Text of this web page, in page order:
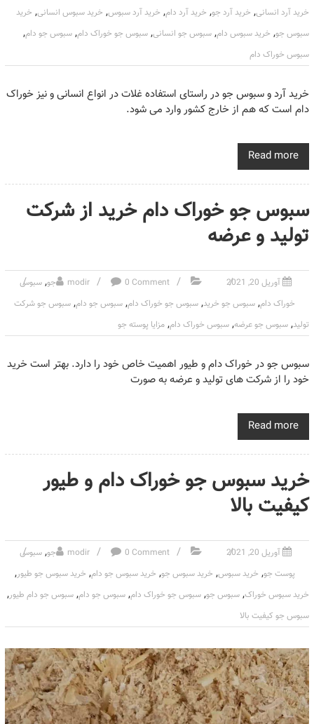
خرید آرد انسانی, خرید آرد جو, خرید آرد دام, خرید آرد سبوس, خرید سبوس انسانی, خرید
سبوس جو, خرید سبوس دام, سبوس جو انسانی, سبوس جو خوراک دام, سبوس جو دام,
سبوس خوراک دام
خرید آرد و سبوس جو در راستای استفاده غلات در انواع انسانی و نیز خوراک
دام است که هم از خارج کشور وارد می شود.
Read more
سبوس جو خوراک دام خرید از شرکت
تولید و عرضه
آوریل 20, 2021 modir 0 Comment جو, سبوس
خوراک دام, سبوس جو خرید, سبوس جو خوراک دام, سبوس جو دام, سبوس جو شرکت
تولید, سبوس جو عرضه, سبوس خوراک دام, مزایا پوسته جو
سبوس جو در خوراک دام و طیور اهمیت خاص خود را دارد. بهتر است خرید
خود را از شرکت های تولید و عرضه به صورت
Read more
خرید سبوس جو خوراک دام و طیور
کیفیت بالا
آوریل 20, 2021 modir 0 Comment جو, سبوس
پوست جو, خرید سبوس, خرید سبوس جو, خرید سبوس جو دام, خرید سبوس جو طیور,
خرید سبوس خوراک, سبوس جو, سبوس جو خوراک دام, سبوس جو دام, سبوس جو دام طیور,
سبوس جو کیفیت بالا